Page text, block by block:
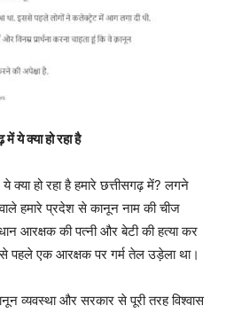
ये क्या हो रहा है
क्या हो रहा है हमारे छत्तीसगढ़ में? लगने
हमारे प्रदेश से कानून नाम की चीज
आरक्षक की पत्नी और बेटी की हत्या कर
पहले एक आरक्षक पर गर्म तेल उड़ेला था।
व्यवस्था और सरकार से पूरी तरह विश्वास